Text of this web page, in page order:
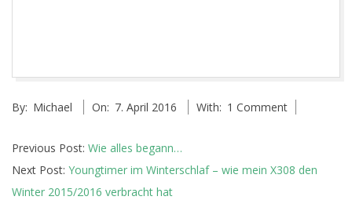
04-
By: Michael On: 7. April 2016 With: 1 Comment
Previous Post: Wie alles begann…
Next Post: Youngtimer im Winterschlaf – wie mein X308 den
Winter 2015/2016 verbracht hat